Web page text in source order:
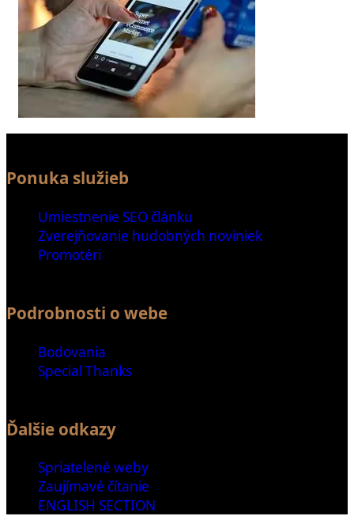
Ponuka služieb
Umiestnenie SEO článku
Zverejňovanie hudobných noviniek
Promotéri
Podrobnosti o webe
Bodovania
Special Thanks
Ďalšie odkazy
Spriatelené weby
Zaujímavé čítanie
ENGLISH SECTION